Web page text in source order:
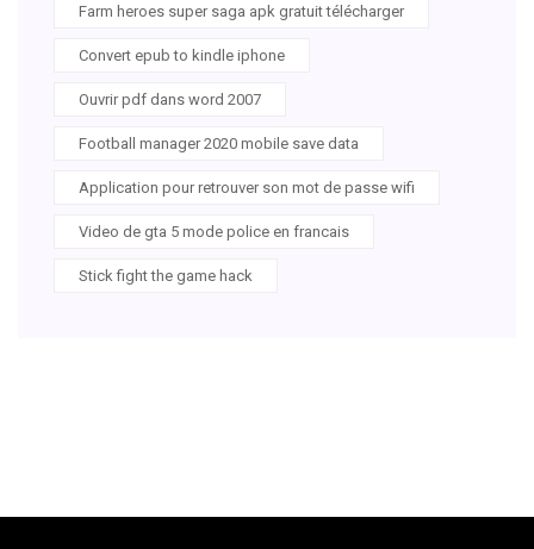
Farm heroes super saga apk gratuit télécharger
Convert epub to kindle iphone
Ouvrir pdf dans word 2007
Football manager 2020 mobile save data
Application pour retrouver son mot de passe wifi
Video de gta 5 mode police en francais
Stick fight the game hack